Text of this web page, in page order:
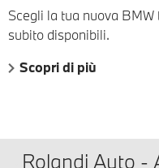
Scegli la tua nuova
subito disponibili.
Scopri di più
Rolandi Auto -